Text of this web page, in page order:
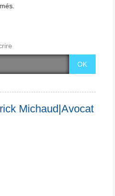
Michaud|Avocat